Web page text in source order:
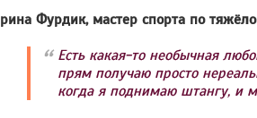
Фурдик, мастер спорта по
Есть какая-то необычная
прям получаю просто
когда я поднимаю штангу, и